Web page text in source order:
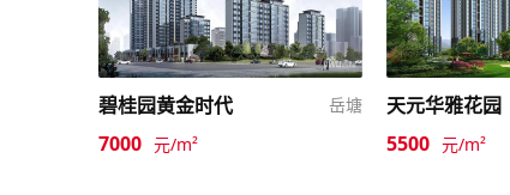
碧桂园黄金时代 岳塘
7000 元/m²
天元华雅花园
5500 元/m²